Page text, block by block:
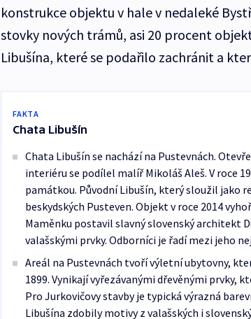
konstrukce objektu v hale v nedaleké
stovky nových trámů, asi 20 procent
Libušína, které se podařilo zachránit a
FAKTA
Chata Libušín
Chata Libušín se nachází na Pustevnách.
interiéru se podílel malíř Mikoláš Aleš. V roce
památkou. Původní Libušín, který sloužil jako
beskydských Pusteven. Objekt v roce 2014
Maměnku postavil slavný slovenský architekt
valašskými prvky. Odborníci je řadí mezi jeho
Areál na Pustevnách tvoří výletní ubytovny,
1899. Vynikají vyřezávanými dřevěnými prvky,
Pro Jurkovičovy stavby je typická výrazná
Libušína zdobily motivy z valašských i